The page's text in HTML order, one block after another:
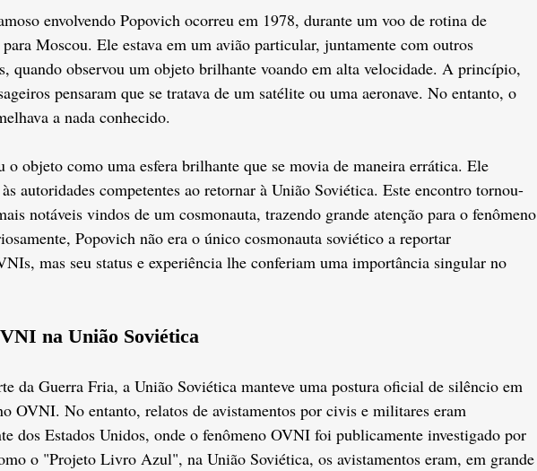
envolvendo Popovich ocorreu em 1978, durante um voo de rotina de
Moscou. Ele estava em um avião particular, juntamente com outros
quando observou um objeto brilhante voando em alta velocidade. A princípio,
pensaram que se tratava de um satélite ou uma aeronave. No entanto, o
a nada conhecido.
o objeto como uma esfera brilhante que se movia de maneira errática. Ele
autoridades competentes ao retornar à União Soviética. Este encontro tornou-
notáveis vindos de um cosmonauta, trazendo grande atenção para o fenômeno
Popovich não era o único cosmonauta soviético a reportar
mas seu status e experiência lhe conferiam uma importância singular no
na União Soviética
da Guerra Fria, a União Soviética manteve uma postura oficial de silêncio em
OVNI. No entanto, relatos de avistamentos por civis e militares eram
dos Estados Unidos, onde o fenômeno OVNI foi publicamente investigado por
o "Projeto Livro Azul", na União Soviética, os avistamentos eram, em grande